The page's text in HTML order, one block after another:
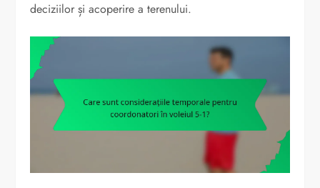
deciziilor și acoperire a terenului.